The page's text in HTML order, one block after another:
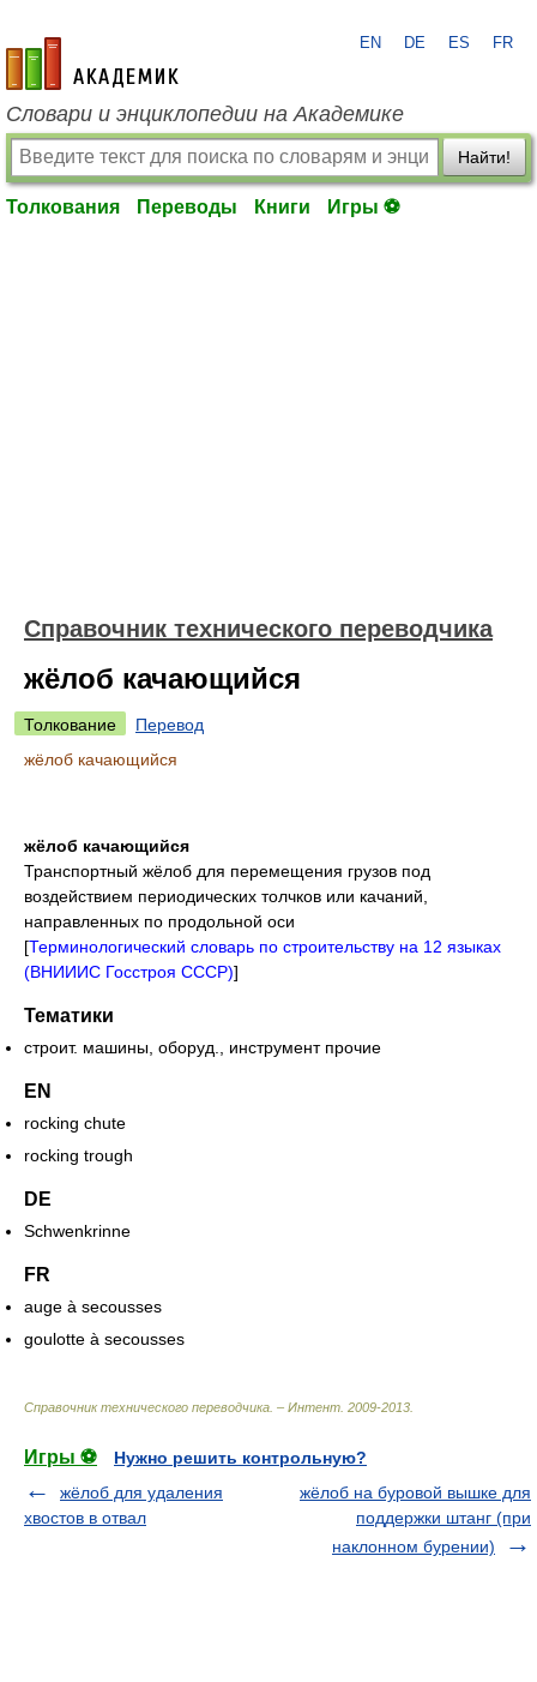
academic.ru
EN DE ES FR
Словари и энциклопедии на Академике
Найти!
Толкования Переводы Книги Игры ⚽
Справочник технического переводчика
жёлоб качающийся
Толкование
Перевод
жёлоб качающийся
жёлоб качающийся
Транспортный жёлоб для перемещения грузов под
воздействием периодических толчков или качаний,
направленных по продольной оси
[Терминологический словарь по строительству на 12 языках
(ВНИИИС Госстроя СССР)]
Тематики
строит. машины, оборуд., инструмент прочие
EN
rocking chute
rocking trough
DE
Schwenkrinne
FR
auge à secousses
goulotte à secousses
Справочник технического переводчика. – Интент 2009-2013
Игры ⚽
Нужно решить контрольную?
жёлоб для удаления
хвостов в отвал
жёлоб на буровой вышке для
поддержки штанг (при
наклонном бурении)